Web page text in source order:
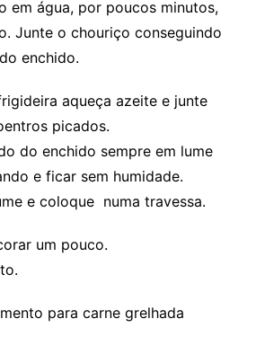
em água, por poucos minutos,
Junte o chouriço conseguindo
enchido.
aqueça azeite e junte
picados.
do enchido sempre em lume
e ficar sem humidade.
e coloque numa travessa.
um pouco.
para carne grelhada